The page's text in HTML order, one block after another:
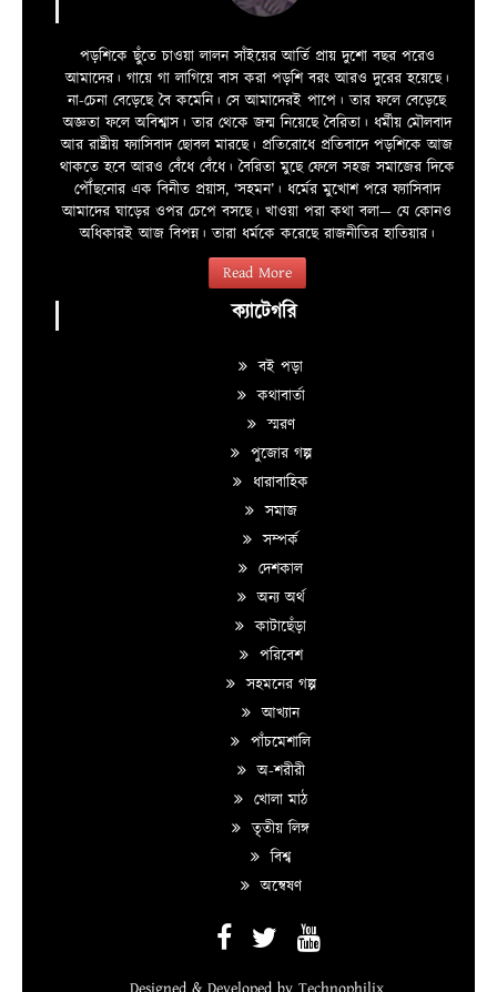
পড়শিকে ছুঁতে চাওয়া লালন সাঁইয়ের আর্তি প্রায় দুশো বছর পরেও
আমাদের। গায়ে গা লাগিয়ে বাস করা পড়শি বরং আরও দুরের হয়েছে।
না-চেনা বেড়েছে বৈ কমেনি। সে আমাদেরই পাপে। তার ফলে বেড়েছে
অজ্ঞতা ফলে অবিশ্বাস। তার থেকে জন্ম নিয়েছে বৈরিতা। ধর্মীয় মৌলবাদ
আর রাষ্ট্রীয় ফ্যাসিবাদ ছোবল মারছে। প্রতিরোধে প্রতিবাদে পড়শিকে আজ
থাকতে হবে আরও বেঁধে বেঁধে। বৈরিতা মুছে ফেলে সহজ সমাজের দিকে
পৌঁছনোর এক বিনীত প্রয়াস, ‘সহমন’। ধর্মের মুখোশ পরে ফ্যাসিবাদ
আমাদের ঘাড়ের ওপর চেপে বসছে। খাওয়া পরা কথা বলা—­­ যে কোনও
অধিকারই আজ বিপন্ন। তারা ধর্মকে করেছে রাজনীতির হাতিয়ার।
Read More
ক্যাটেগরি
বই পড়া
কথাবার্তা
স্মরণ
পুজোর গল্প
ধারাবাহিক
সমাজ
সম্পর্ক
দেশকাল
অন্য অর্থ
কাটাছেঁড়া
পরিবেশ
সহমনের গল্প
আখ্যান
পাঁচমেশালি
অ-শরীরী
খোলা মাঠ
তৃতীয় লিঙ্গ
বিশ্ব
অন্বেষণ